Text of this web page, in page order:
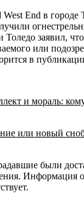
West End в
заявил,
или
в
и мораль:
или новый
были
Информация